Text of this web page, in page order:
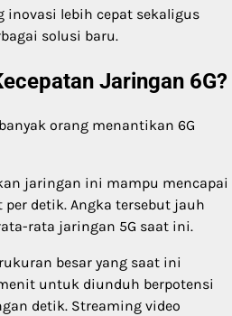
inovasi lebih cepat sekaligus
solusi baru.
Jaringan 6G?
orang menantikan 6G
jaringan ini mampu mencapai
per detik. Angka tersebut jauh
rata jaringan 5G saat ini.
besar yang saat ini
untuk diunduh berpotensi
detik. Streaming video